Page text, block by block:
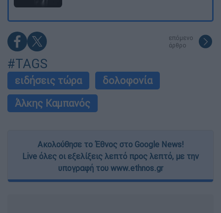
επόμενο
άρθρο
#TAGS
ειδήσεις τώρα
δολοφονία
Άλκης Καμπανός
Ακολούθησε το Έθνος στο Google News!
Live όλες οι εξελίξεις λεπτό προς λεπτό, με την
υπογραφή του www.ethnos.gr